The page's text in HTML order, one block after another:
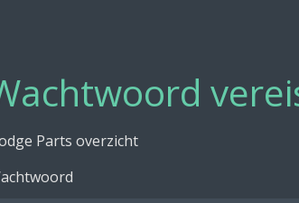
Parts overzicht